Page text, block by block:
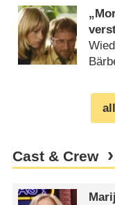
Cast & Crew